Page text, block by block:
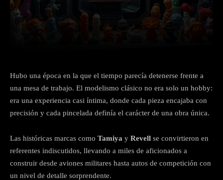
Hubo una época en la que el tiempo parecía detenerse frente a
una mesa de trabajo. El modelismo clásico no era solo un hobby:
era una experiencia casi íntima, donde cada pieza encajaba con
precisión y cada pincelada definía el carácter de una obra única.
Las históricas marcas como Tamiya y Revell se convirtieron en
referentes indiscutidos, llevando a miles de aficionados a
construir desde aviones militares hasta autos de competición con
un nivel de detalle sorprendente.